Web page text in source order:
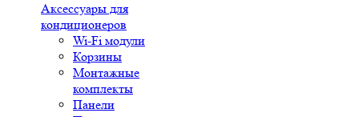
Аксессуары для
кондиционеров
Wi-Fi модули
Корзины
Монтажные
комплекты
Панели